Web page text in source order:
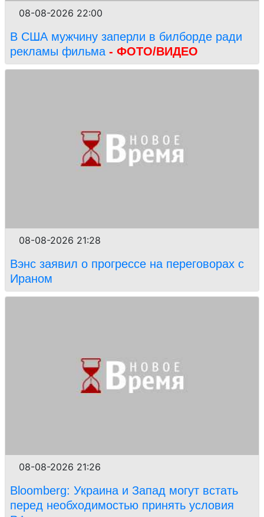
08-08-2026 22:00
В США мужчину заперли в билборде ради
рекламы фильма - ФОТО/ВИДЕО
08-08-2026 21:28
Вэнс заявил о прогрессе на переговорах с
Ираном
08-08-2026 21:26
Bloomberg: Украина и Запад могут встать
перед необходимостью принять условия